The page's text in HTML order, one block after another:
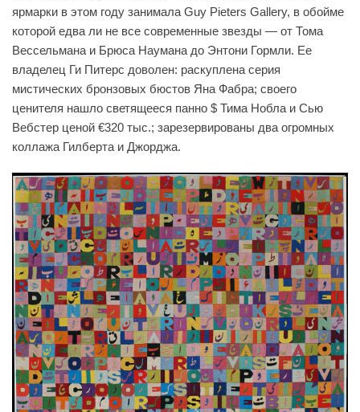
ярмарки в этом году занимала Guy Pieters Gallery, в обойме
которой едва ли не все современные звезды — от Тома
Вессельмана и Брюса Наумана до Энтони Гормли. Ее
владелец Ги Питерс доволен: раскуплена серия
мистических бронзовых бюстов Яна Фабра; своего
ценителя нашло светящееся панно $ Тима Нобла и Сью
Вебстер ценой €320 тыс.; зарезервированы два огромных
коллажа Гилберта и Джорджа.